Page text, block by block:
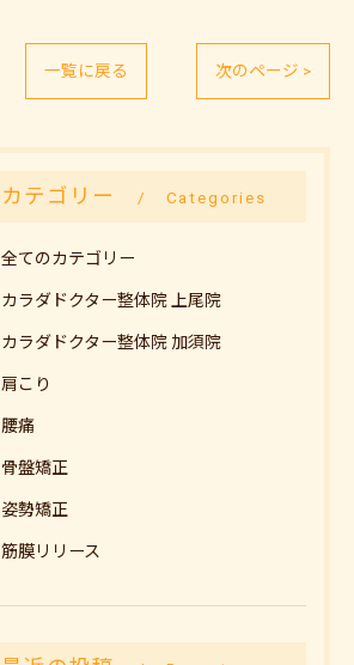
一覧に戻る 次のページ >
カテゴリー Categories
全てのカテゴリー
カラダドクター整体院 上尾院
カラダドクター整体院 加須院
肩こり
腰痛
骨盤矯正
姿勢矯正
筋膜リリース